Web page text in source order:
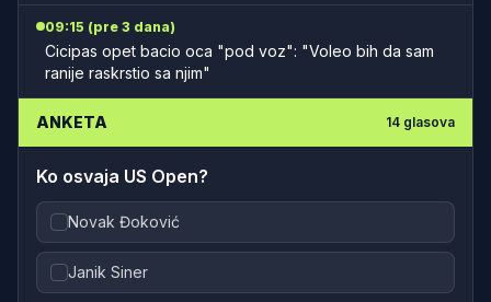
09:15 (pre 3 dana)
Cicipas opet bacio oca "pod voz": "Voleo bih da sam
ranije raskrstio sa njim"
ANKETA 14 glasova
Ko osvaja US Open?
Novak Đoković
Janik Siner